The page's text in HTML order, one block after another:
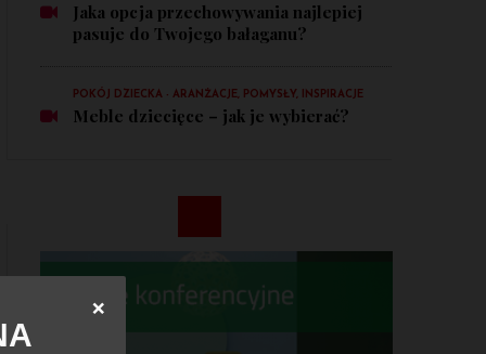
Jaka opcja przechowywania najlepiej
pasuje do Twojego bałaganu?
POKÓJ DZIECKA - ARANŻACJE, POMYSŁY, INSPIRACJE
Meble dziecięce – jak je wybierać?
❌